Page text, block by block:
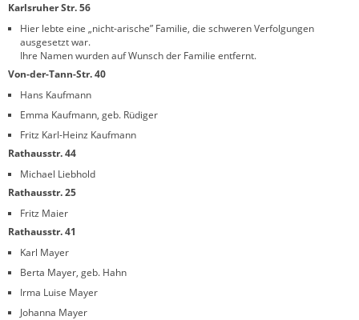
Karlsruher Str. 56
Hier lebte eine „nicht-arische” Familie, die schweren Verfolgungen
ausgesetzt war.
Ihre Namen wurden auf Wunsch der Familie entfernt.
Von-der-Tann-Str. 40
Hans Kaufmann
Emma Kaufmann, geb. Rüdiger
Fritz Karl-Heinz Kaufmann
Rathausstr. 44
Michael Liebhold
Rathausstr. 25
Fritz Maier
Rathausstr. 41
Karl Mayer
Berta Mayer, geb. Hahn
Irma Luise Mayer
Johanna Mayer